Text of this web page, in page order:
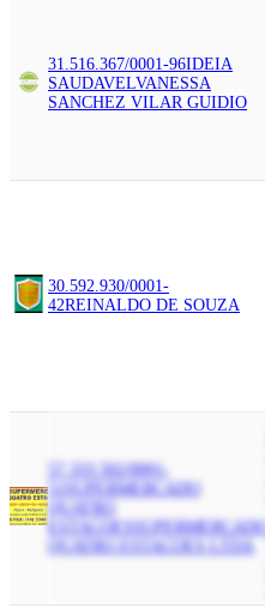
31.516.367/0001-96IDEIA
SAUDAVELVANESSA
SANCHEZ VILAR GUIDIO
30.592.930/0001-
42REINALDO DE SOUZA
57.333.502/0001-
SUPERMERCADO
ESTACOESSUPERMERCADO
QUATRO ESTACOES LTDA